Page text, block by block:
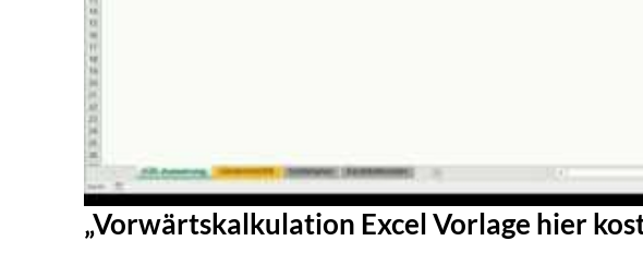
„Vorwärtskalkulation Excel Vorlage hier